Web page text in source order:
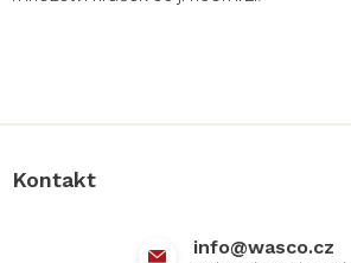
Kontakt
info@wasco.cz